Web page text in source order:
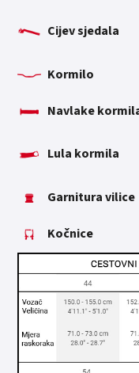
Cijev sjedala
Kormilo
Navlake
Lula kormila
Garnitura vilice
Kočnice